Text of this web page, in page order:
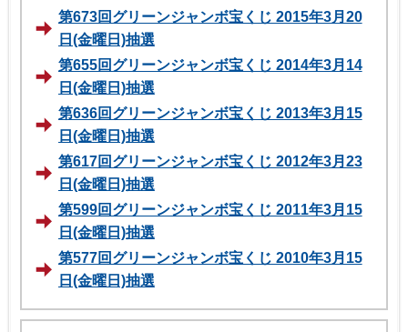
第673回グリーンジャンボ宝くじ 2015年3月20
日(金曜日)抽選
第655回グリーンジャンボ宝くじ 2014年3月14
日(金曜日)抽選
第636回グリーンジャンボ宝くじ 2013年3月15
日(金曜日)抽選
第617回グリーンジャンボ宝くじ 2012年3月23
日(金曜日)抽選
第599回グリーンジャンボ宝くじ 2011年3月15
日(金曜日)抽選
第577回グリーンジャンボ宝くじ 2010年3月15
日(金曜日)抽選